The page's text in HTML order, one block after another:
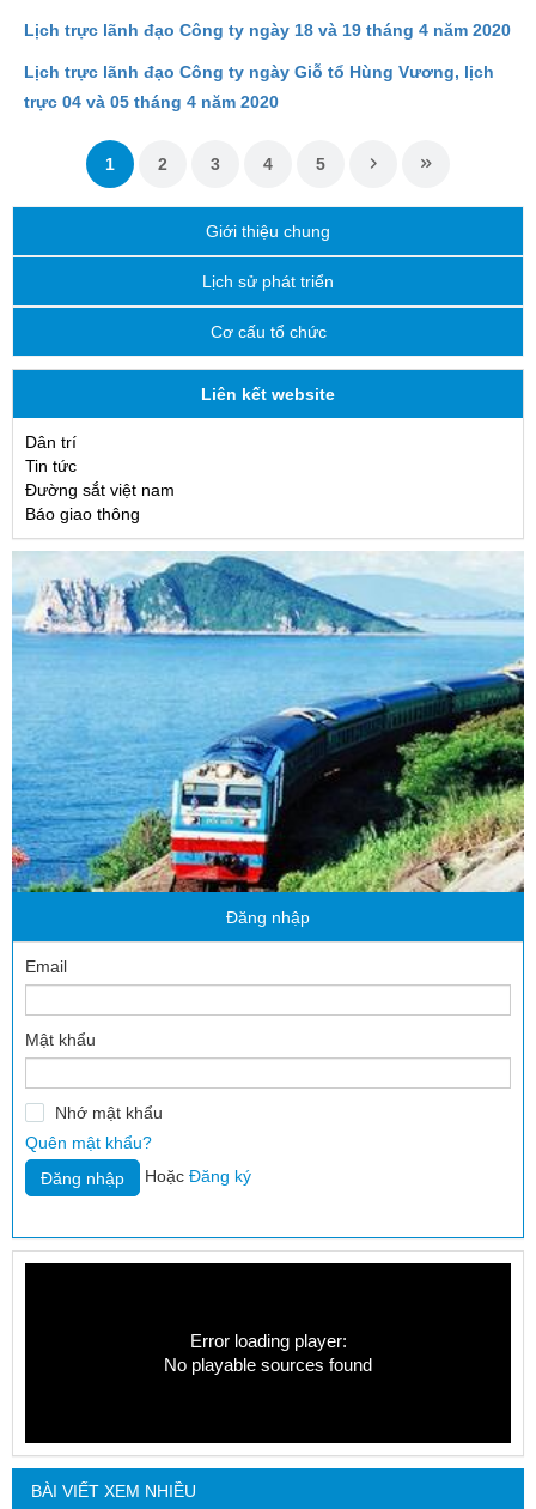
Lịch trực lãnh đạo Công ty ngày 18 và 19 tháng 4 năm 2020
Lịch trực lãnh đạo Công ty ngày Giỗ tổ Hùng Vương, lịch
trực 04 và 05 tháng 4 năm 2020
1 2 3 4 5
Giới thiệu chung
Lịch sử phát triển
Cơ cấu tổ chức
Liên kết website
Dân trí
Tin tức
Đường sắt việt nam
Báo giao thông
Đăng nhập
Email
Mật khẩu
Nhớ mật khẩu
Quên mật khẩu?
Hoặc Đăng ký
Error loading player:
No playable sources found
BÀI VIẾT XEM NHIỀU